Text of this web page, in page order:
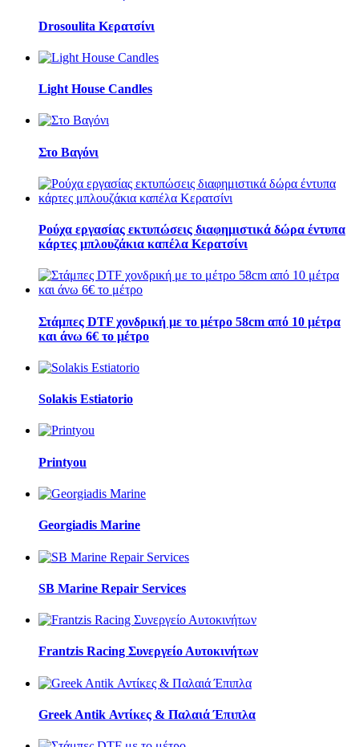
Drosoulita Κερατσίνι
Light House Candles
Στο Βαγόνι
Ρούχα εργασίας εκτυπώσεις διαφημιστικά δώρα έντυπα
κάρτες μπλουζάκια καπέλα Κερατσίνι
Στάμπες DTF χονδρική με το μέτρο 58cm από 10 μέτρα
και άνω 6€ το μέτρο
Solakis Estiatorio
Printyou
Georgiadis Marine
SB Marine Repair Services
Frantzis Racing Συνεργείο Αυτοκινήτων
Greek Antik Αντίκες & Παλαιά Έπιπλα